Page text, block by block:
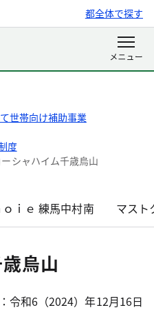
都全体で探す
世帯向け補助事業
度
ーシャハイム千歳烏山
ｏｉｅ 練馬中村南 マスト
烏山
令和6（2024）年12月16日